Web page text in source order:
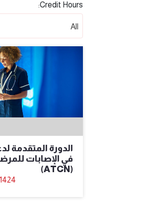
Credit Hours:
All
الدورة المتقدمة
في الإصابات
(ATCN)
1424